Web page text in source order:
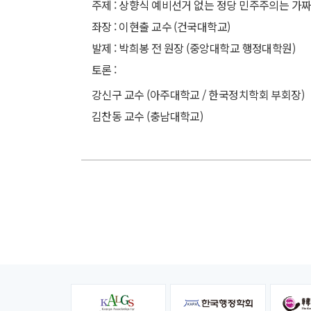
주제 : 상향식 예비선거 없는 정당 민주주의는 가
좌장 : 이현출 교수 (건국대학교)
발제 : 박희봉 전 원장 (중앙대학교 행정대학원)
토론 :
강신구 교수 (아주대학교 / 한국정치학회 부회장)
김찬동 교수 (충남대학교)